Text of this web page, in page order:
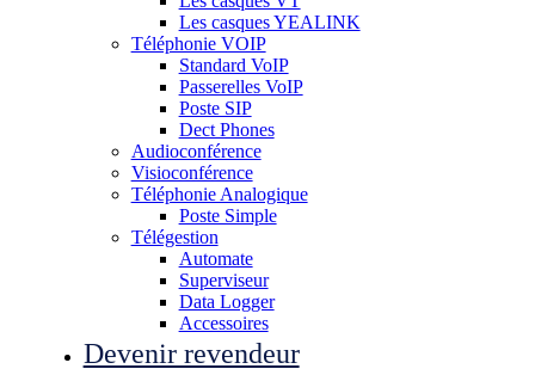
Les casques YEALINK
Téléphonie VOIP
Standard VoIP
Passerelles VoIP
Poste SIP
Dect Phones
Audioconférence
Visioconférence
Téléphonie Analogique
Poste Simple
Télégestion
Automate
Superviseur
Data Logger
Accessoires
Devenir revendeur